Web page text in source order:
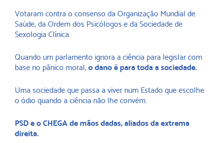
Votaram contra o consenso da Organização Mundial de
Saúde, da Ordem dos Psicólogos e da Sociedade de
Sexologia Clínica.
Quando um parlamento ignora a ciência para legislar com
base no pânico moral, o dano é para toda a sociedade.
Uma sociedade que passa a viver num Estado que escolhe
o ódio quando a ciência não lhe convém.
PSD e o CHEGA de mãos dadas, aliados da extrema
direita.